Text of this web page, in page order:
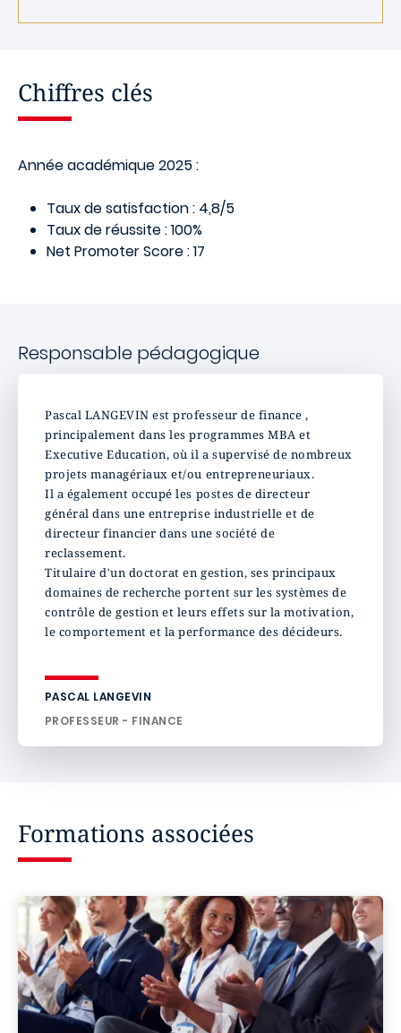
Chiffres clés
Année académique 2025 :
Taux de satisfaction : 4,8/5
Taux de réussite : 100%
Net Promoter Score : 17
Responsable pédagogique
Pascal LANGEVIN est professeur de finance ,
principalement dans les programmes MBA et
Executive Education, où il a supervisé de nombreux
projets managériaux et/ou entrepreneuriaux.
Il a également occupé les postes de directeur
général dans une entreprise industrielle et de
directeur financier dans une société de
reclassement.
Titulaire d'un doctorat en gestion, ses principaux
domaines de recherche portent sur les systèmes de
contrôle de gestion et leurs effets sur la motivation,
le comportement et la performance des décideurs.
PASCAL LANGEVIN
PROFESSEUR - FINANCE
Formations associées